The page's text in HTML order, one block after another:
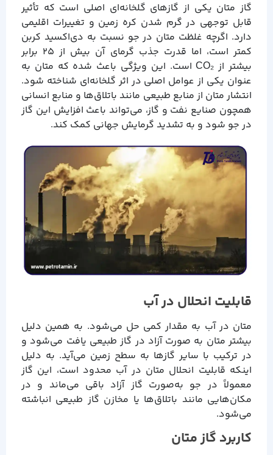
گاز متان یکی از گازهای گلخانه‌ای اصلی است که تأثیر
قابل توجهی در گرم شدن کره زمین و تغییرات اقلیمی
دارد. اگرچه غلظت متان در جو نسبت به دی‌اکسید کربن
کمتر است، اما قدرت جذب گرمای آن بیش از ۲۵ برابر
بیشتر از CO₂ است. این ویژگی باعث شده که متان به
عنوان یکی از عوامل اصلی در اثر گلخانه‌ای شناخته شود.
انتشار متان از منابع طبیعی مانند باتلاق‌ها و منابع انسانی
همچون صنایع نفت و گاز، می‌تواند باعث افزایش این گاز
در جو شود و به تشدید گرمایش جهانی کمک کند.
قابلیت انحلال در آب
متان در آب به مقدار کمی حل می‌شود. به همین دلیل
بیشتر متان به صورت آزاد در گاز طبیعی یافت می‌شود و
در ترکیب با سایر گازها به سطح زمین می‌آید. به دلیل
اینکه قابلیت انحلال متان در آب محدود است، این گاز
معمولاً در جو به‌صورت گاز آزاد باقی می‌ماند و در
مکان‌هایی مانند باتلاق‌ها یا مخازن گاز طبیعی انباشته
می‌شود.
کاربرد گاز متان